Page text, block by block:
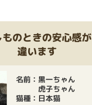
ものときの安心感が
違います
名前：黒一ちゃん
虎子ちゃん
猫種：日本猫